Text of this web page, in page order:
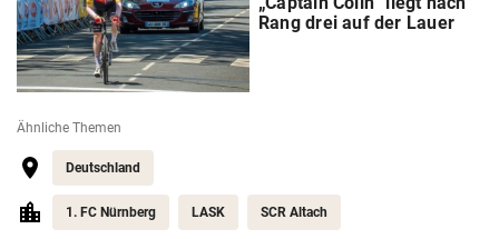
Rang drei auf der Lauer
Ähnliche Themen
Deutschland
1. FC Nürnberg LASK SCR Altach